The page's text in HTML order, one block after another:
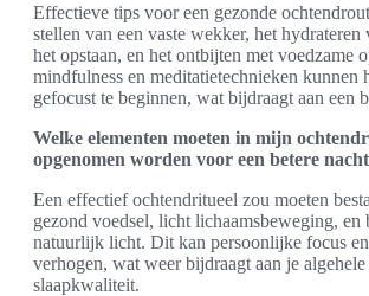
Effectieve tips voor een gezonde
stellen van een vaste wekker, het hydrateren
het opstaan, en het ontbijten met voedzame
mindfulness en meditatietechnieken kunnen
gefocust te beginnen, wat bijdraagt aan een
Welke elementen moeten in mijn
opgenomen worden voor een betere
Een effectief ochtendritueel zou moeten
gezond voedsel, licht lichaamsbeweging, en
natuurlijk licht. Dit kan persoonlijke focus
verhogen, wat weer bijdraagt aan je
slaapkwaliteit.